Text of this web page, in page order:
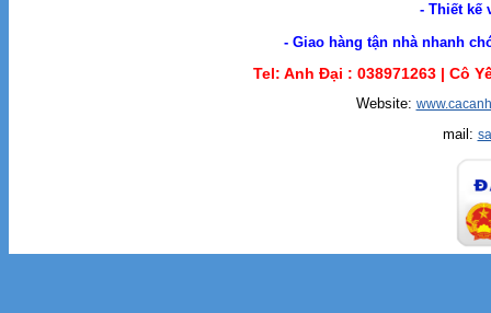
- Thiết kế
- Giao hàng tận nhà nhanh chóng. Cá
Tel: Anh Đại : 038971263 | Cô
Website:
mail: